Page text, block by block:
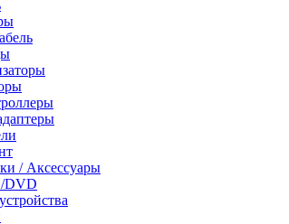
/ Аксессуары
DVD